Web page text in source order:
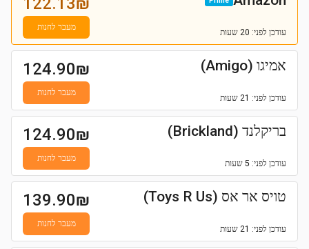
עודכן לפני: 20 שעות
מעבר לחנות
אמיגו (Amigo)
עודכן לפני: 21 שעות
124.90₪
מעבר לחנות
בריקלנד (Brickland)
עודכן לפני: 5 שעות
124.90₪
מעבר לחנות
טויס אר אס (Toys R Us)
עודכן לפני: 21 שעות
139.90₪
מעבר לחנות